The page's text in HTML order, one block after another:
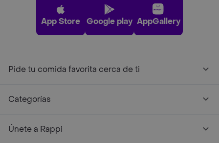
App Store Google play AppGallery
Pide tu comida favorita cerca de ti
Categorías
Únete a Rappi